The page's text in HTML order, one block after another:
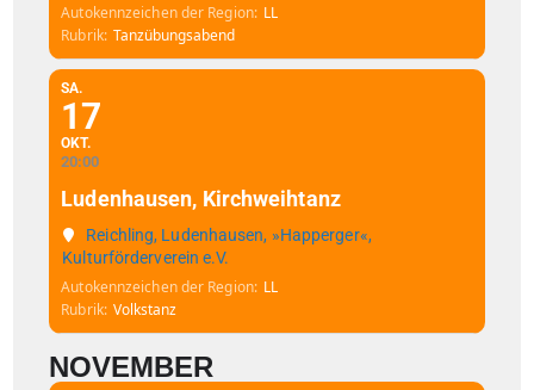
Autokennzeichen der Region LL
Rubrik Tanzübungsabend
SA.
17
OKT.
20:00
Ludenhausen, Kirchweihtanz
Reichling, Ludenhausen, »Happerger«,
Kulturförderverein e.V.
Autokennzeichen der Region LL
Rubrik Volkstanz
NOVEMBER